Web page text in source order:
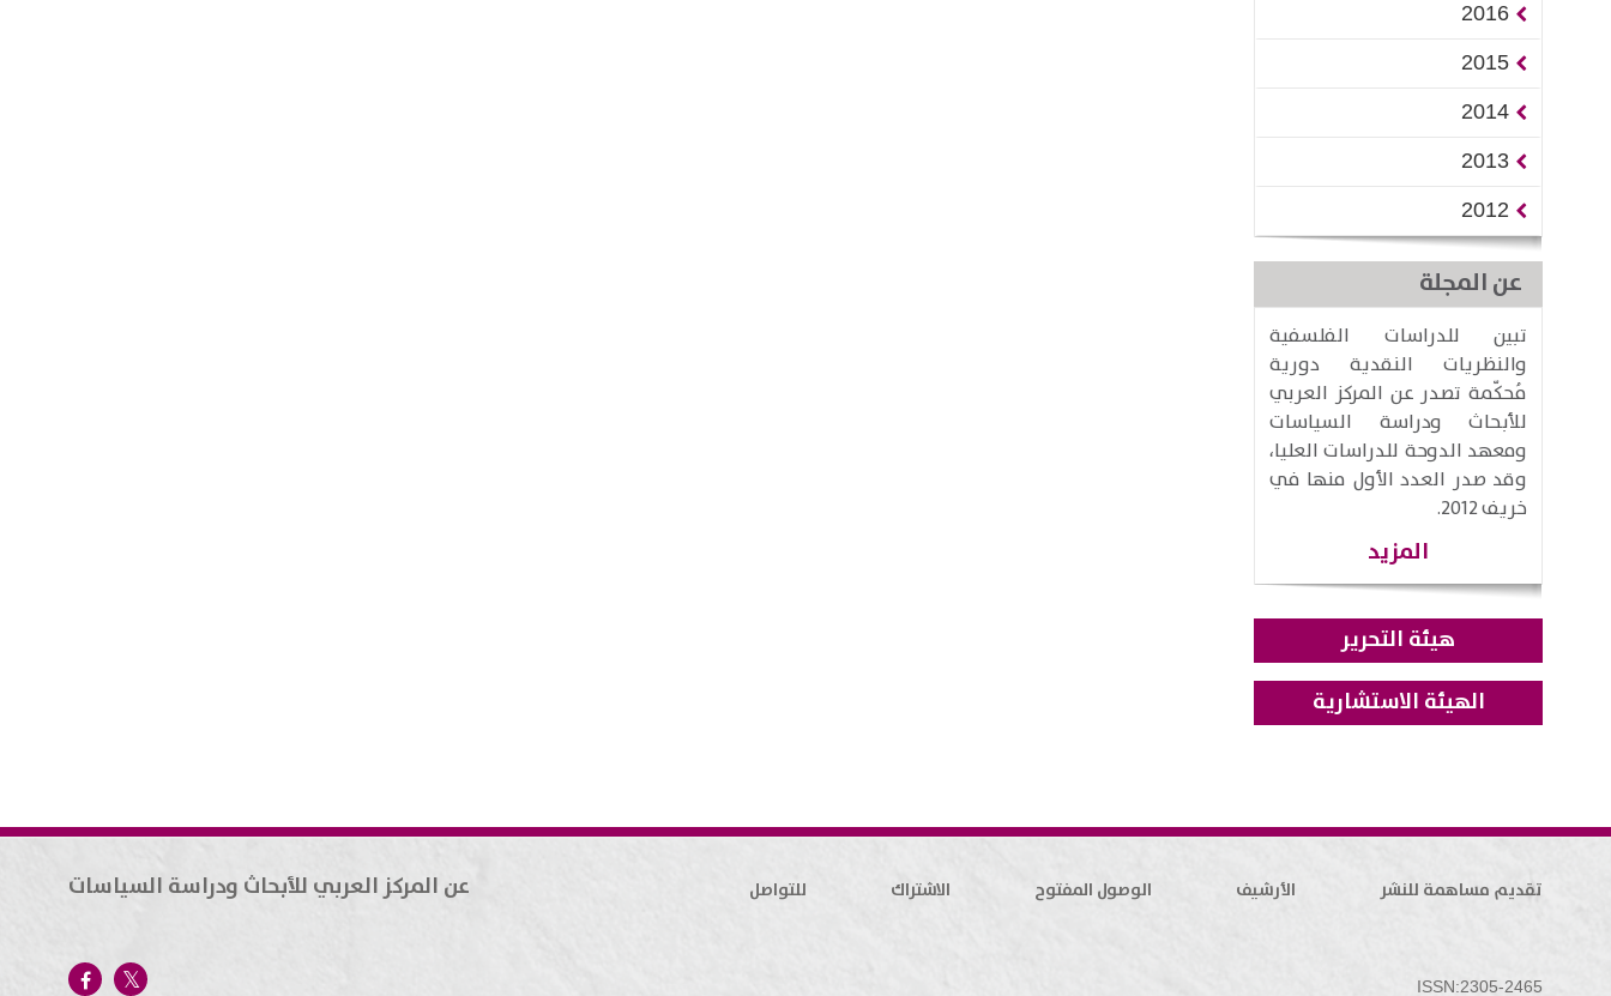
2016
2015
2014
2013
2012
عن المجلة
تبين للدراسات الفلسفية
والنظريات النقدية دورية
مُحكّمة تصدر عن المركز العربي
للأبحاث ودراسة السياسات
ومعهد الدوحة للدراسات العليا،
وقد صدر العدد الأول منها في
خريف 2012.
المزيد
هيئة التحرير
الهيئة الاستشارية
تقديم مساهمة للنشر الأرشيف الوصول المفتوح الاشتراك للتواصل عن المركز العربي للأبحاث ودراسة السياسات
ISSN:2305-2465